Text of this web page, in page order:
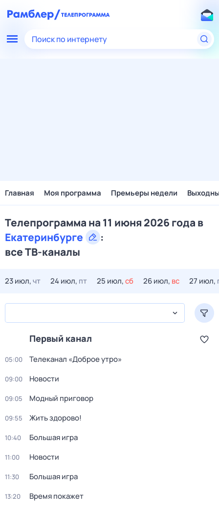
Поиск по интернету
Главная Моя программа Премьеры недели
Телепрограмма на 11 июня 2026 года в
Екатеринбурге
:
все ТВ-каналы
23 июл,чт 24 июл, пт 25 июл,сб 26 июл, вс 27 июл,
Первый канал
05:00 Телеканал «Доброе утро»
09:00 Новости
09:05 Модный приговор
09:55 Жить здорово!
10:40 Большая игра
11:00 Новости
11:30 Большая игра
13:20 Время покажет